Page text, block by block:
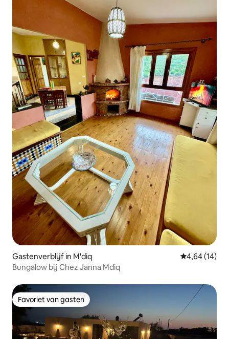
Gastenverblijf in M'diq Gemiddelde
4,64 (14)
Bungalow bij Chez Janna Mdiq
Favoriet van gasten
Favoriet van gasten